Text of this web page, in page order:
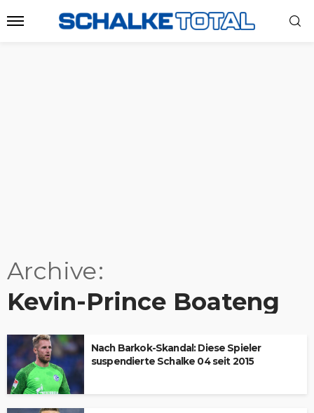
Archive
Kevin-Prince Boateng
Nach Barkok-Skandal: Diese Spieler
suspendierte Schalke 04 seit 2015